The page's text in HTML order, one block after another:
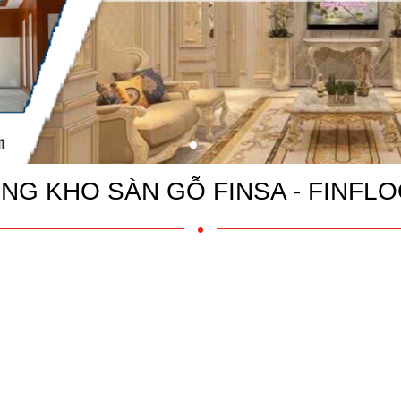
KHO SÀN GỖ FINSA -